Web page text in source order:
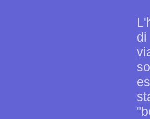
di